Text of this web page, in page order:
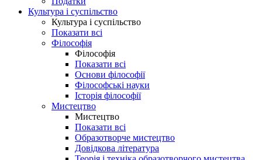
Культура і суспільство
Культура і суспільство
Показати всі
Філософія
Філософія
Показати всі
Основи філософії
Філософські науки
Історія філософії
Мистецтво
Мистецтво
Показати всі
Образотворче мистецтво
Довідкова література